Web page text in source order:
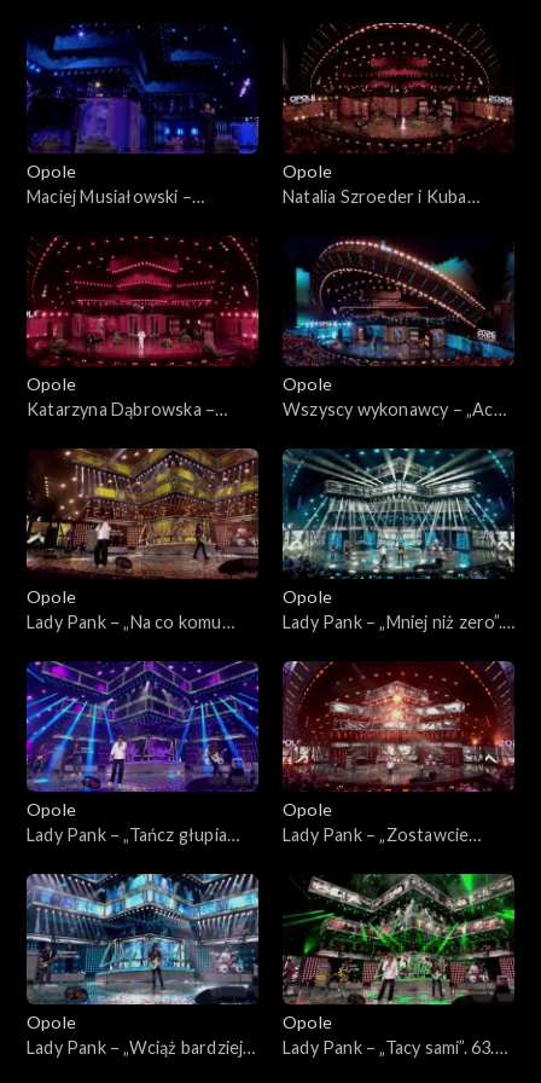
będzie...”. Koncert w hołdzie
Magdzie Umer i Agnieszce
Osieckiej
będzie...”. Koncert w hołdzie
Magdzie Umer i Agnieszce
Osieckiej
Opole
Maciej Musiałowski –
„Kiedy mnie już nie będzie...”.
Koncert w hołdzie Magdzie
Umer i Agnieszce Osieckiej
Opole
Natalia Szroeder i Kuba
płomieniach liści”. 63. KFPP:
„Kiedy mnie już nie będzie...”.
Koncert w hołdzie Magdzie
Umer i Agnieszce Osieckiej
Opole
Katarzyna Dąbrowska –
„Kiedy mnie już nie będzie...”.
Koncert w hołdzie Magdzie
Umer i Agnieszce Osieckiej
Opole
Wszyscy wykonawcy – „Ach
„Kiedy mnie już nie będzie...”.
Koncert w hołdzie Magdzie
Umer i Agnieszce Osieckiej
Opole
Lady Pank – „Na co komu
lecia zespołu Lady Pank
Opole
Lady Pank – „Mniej niż zero”.
zespołu Lady Pank
Opole
Lady Pank – „Tańcz głupia
45-lecia zespołu Lady Pank
Opole
Lady Pank – „Zostawcie
45-lecia zespołu Lady Pank
Opole
Lady Pank – „Wciąż bardziej
Opole
Lady Pank – „Tacy sami”. 63.